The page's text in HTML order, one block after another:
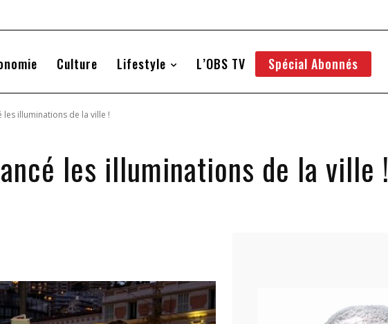
Culture Lifestyle L’OBS TV Spécial Abonnés
les illuminations de la ville !
les illuminations de la ville !